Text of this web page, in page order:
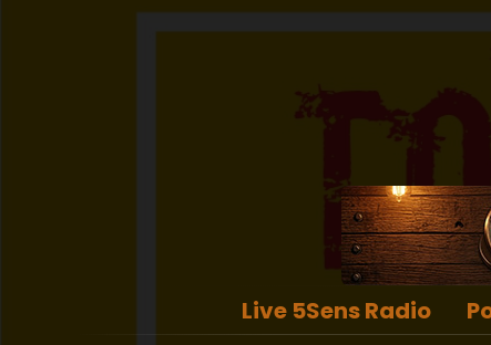
Live 5Sens Radio